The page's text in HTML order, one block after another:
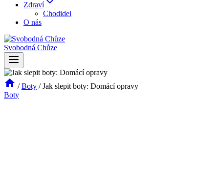
Zdraví
Chodidel
O nás
Svobodná Chůze
/ Boty / Jak slepit boty: Domácí opravy
Boty